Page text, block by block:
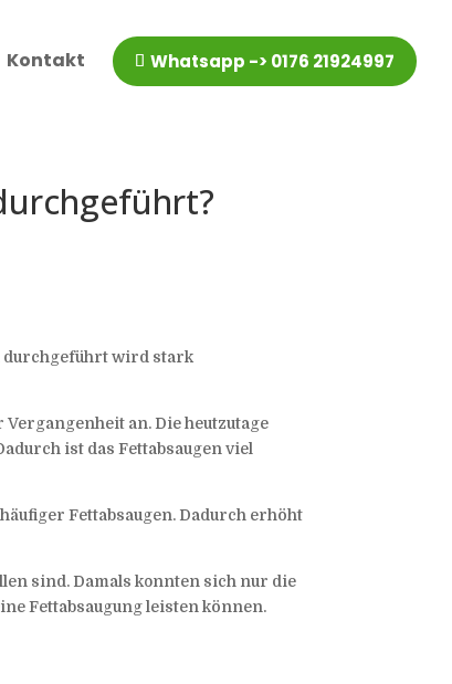
Kontakt Whatsapp -> 0176 21924997
durchgeführt wird stark
an. Die heutzutage
ist das Fettabsaugen viel
Fettabsaugen. Dadurch erhöht
sind. Damals konnten sich nur die
Fettabsaugung leisten können.